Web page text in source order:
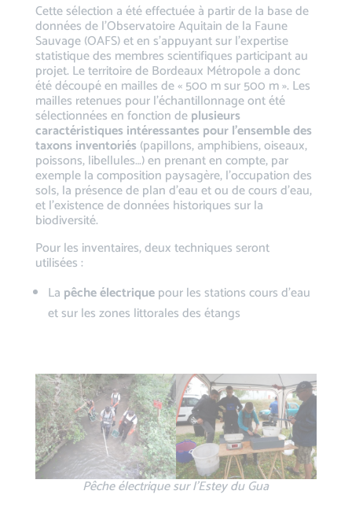
Cette sélection a été effectuée à partir de la base de
données de l’Observatoire Aquitain de la Faune
Sauvage (OAFS) et en s’appuyant sur l’expertise
statistique des membres scientifiques participant au
projet. Le territoire de Bordeaux Métropole a donc
été découpé en mailles de « 500 m sur 500 m ». Les
mailles retenues pour l’échantillonnage ont été
sélectionnées en fonction deplusieurs
caractéristiques intéressantes pour l’ensemble des
taxons inventoriés (papillons, amphibiens, oiseaux,
poissons, libellules…) en prenant en compte, par
exemple la composition paysagère, l’occupation des
sols, la présence de plan d’eau et ou de cours d’eau,
et l’existence de données historiques sur la
biodiversité.
Pour les inventaires, deux techniques seront
utilisées :
La pêche électriquepour les stations cours d’eau
et sur les zones littorales des étangs
Pêche électrique sur l’Estey du Gua